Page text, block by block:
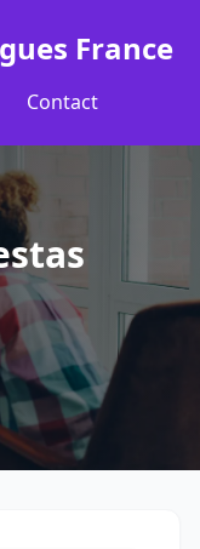
France
Contact